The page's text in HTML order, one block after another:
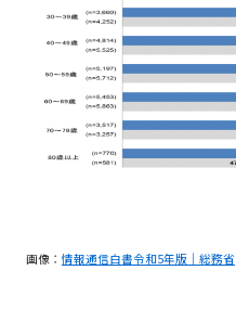
画像： 情報通信白書令和5年版｜総務省